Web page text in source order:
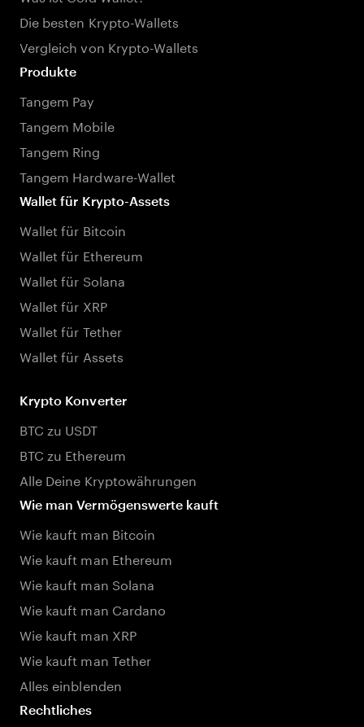
Die besten Krypto-Wallets
Vergleich von Krypto-Wallets
Produkte
Tangem Pay
Tangem Mobile
Tangem Ring
Tangem Hardware-Wallet
Wallet für Krypto-Assets
Wallet für Bitcoin
Wallet für Ethereum
Wallet für Solana
Wallet für XRP
Wallet für Tether
Wallet für Assets
Krypto Konverter
BTC zu USDT
BTC zu Ethereum
Alle Deine Kryptowährungen
Wie man Vermögenswerte kauft
Wie kauft man Bitcoin
Wie kauft man Ethereum
Wie kauft man Solana
Wie kauft man Cardano
Wie kauft man XRP
Wie kauft man Tether
Alles einblenden
Rechtliches